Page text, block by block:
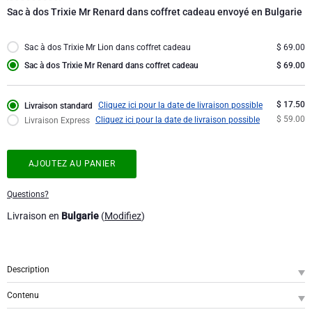
Jules Destrooper
Godiva chocolats
Lanson Champagne
Moët & Chandon
Neuhaus chocolats
Pommery Champagne
Trixie bébé & enfants
Veuve Clicquot
Anniversaire
Cadeaux d'affaires
Félicitations
Remerciements
Romance
Cadeaux pour elle
Bon rétablissement
Collection d'Entreprise
Sac à dos Trixie Mr Renard dans coffret cadeau envoyé en Bulgarie
Sac à dos Trixie Mr Lion dans coffret cadeau
$ 69.00
Sac à dos Trixie Mr Renard dans coffret cadeau
$ 69.00
Livraison standard Cliquez ici pour la date de livraison possible
$ 17.50
Livraison Express Cliquez ici pour la date de livraison possible $ 59.00
AJOUTEZ AU PANIER
Questions?
Livraison en Bulgarie (Modifiez)
Description
Préparez votre enfant à aller à l'école ou à partir à l'aventure avec ce joli sac à
Contenu